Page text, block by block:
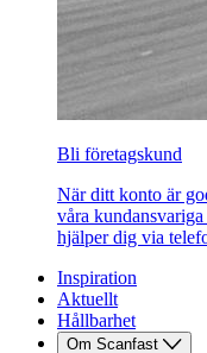
Bli företagskund
När ditt konto är
våra
hjälper dig via
Inspiration
Aktuellt
Hållbarhet
Om Scanfast